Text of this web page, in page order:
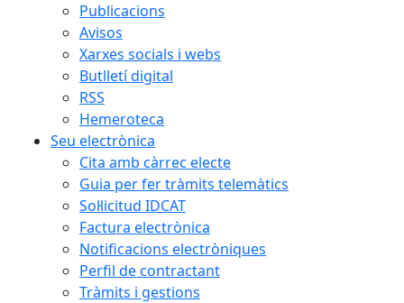
Publicacions
Avisos
Xarxes socials i webs
Butlletí digital
RSS
Hemeroteca
Seu electrònica
Cita amb càrrec electe
Guia per fer tràmits telemàtics
Sol·licitud IDCAT
Factura electrònica
Notificacions electròniques
Perfil de contractant
Tràmits i gestions